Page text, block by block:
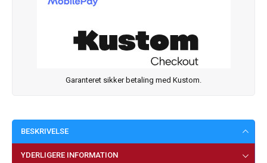
Garanteret sikker betaling med Kustom.
BESKRIVELSE
YDERLIGERE INFORMATION